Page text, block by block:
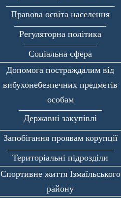
Правова освіта населення
Регуляторна політика
Соціальна сфера
Допомога постраждалим від
вибухонебезпечних предметів
особам
Державні закупівлі
Запобігання проявам корупції
Територіальні підрозділи
Спортивне життя Ізмаїльського
району